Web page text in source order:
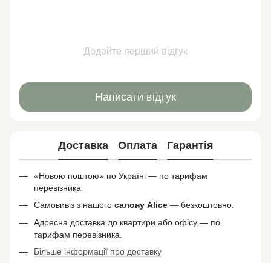
Додайте перший відгук
Написати відгук
Доставка Оплата Гарантія
«Новою поштою» по Україні — по тарифам
перевізника.
Самовивіз з нашого салону Alice — безкоштовно.
Адресна доставка до квартири або офісу — по
тарифам перевізника.
Більше інформації про доставку